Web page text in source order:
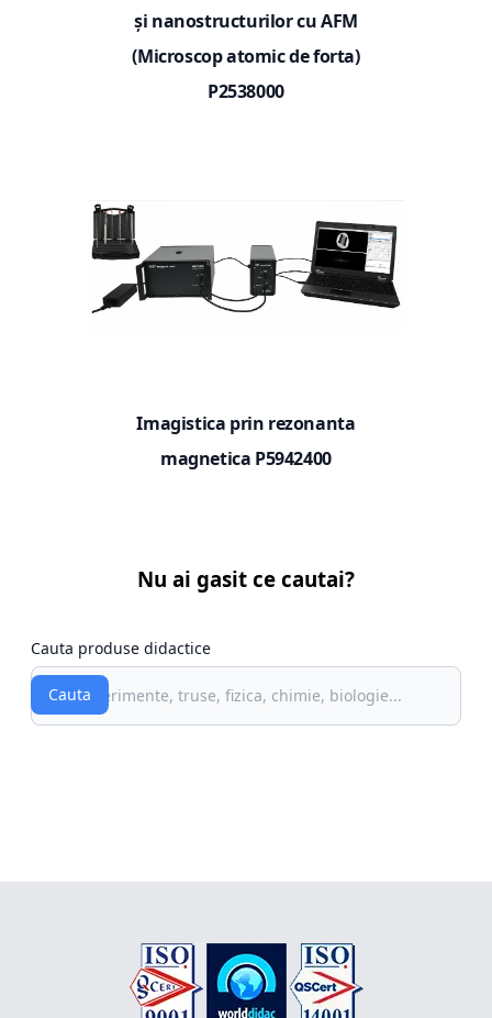
și nanostructurilor cu AFM
(Microscop atomic de forta)
P2538000
Imagistica prin rezonanta
magnetica P5942400
Nu ai gasit ce cautai?
Cauta produse didactice
Cauta